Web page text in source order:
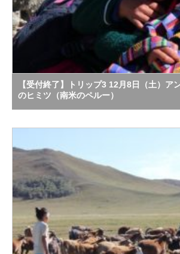
【受付終了】トリップ3 12月8日（土）ア
のヒミツ（南米のペルー）